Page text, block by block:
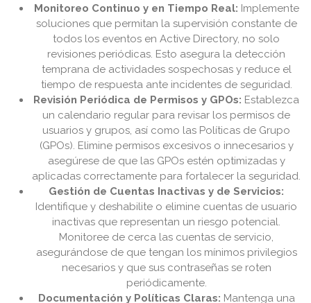
Monitoreo Continuo y en Tiempo Real: Implemente
soluciones que permitan la supervisión constante de
todos los eventos en Active Directory, no solo
revisiones periódicas. Esto asegura la detección
temprana de actividades sospechosas y reduce el
tiempo de respuesta ante incidentes de seguridad.
Revisión Periódica de Permisos y GPOs: Establezca
un calendario regular para revisar los permisos de
usuarios y grupos, así como las Políticas de Grupo
(GPOs). Elimine permisos excesivos o innecesarios y
asegúrese de que las GPOs estén optimizadas y
aplicadas correctamente para fortalecer la seguridad.
Gestión de Cuentas Inactivas y de Servicios:
Identifique y deshabilite o elimine cuentas de usuario
inactivas que representan un riesgo potencial.
Monitoree de cerca las cuentas de servicio,
asegurándose de que tengan los mínimos privilegios
necesarios y que sus contraseñas se roten
periódicamente.
Documentación y Políticas Claras: Mantenga una